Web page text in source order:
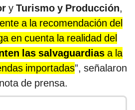
y Turismo y Producción,
a la recomendación del
en cuenta la realidad del
las salvaguardias a la
importadas”, señalaron
de prensa.